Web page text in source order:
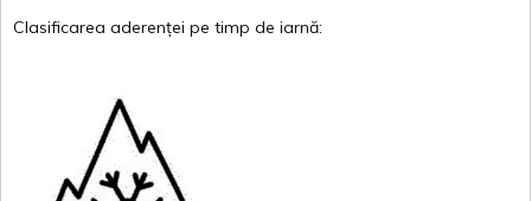
Clasificarea aderenței pe timp de iarnă: